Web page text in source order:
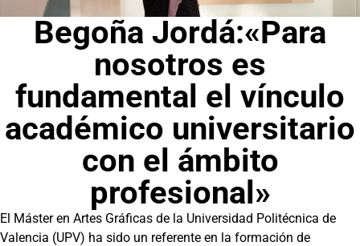
Begoña Jordá:«Para
nosotros es
fundamental el vínculo
académico universitario
con el ámbito
profesional»
El Máster en Artes Gráficas de la Universidad Politécnica de
Valencia (UPV) ha sido un referente en la formación de